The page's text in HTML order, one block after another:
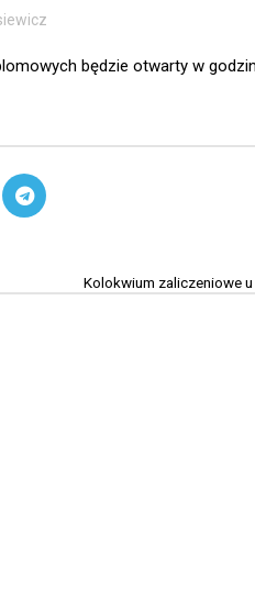
będzie otwarty w
Kolokwium zaliczeniowe